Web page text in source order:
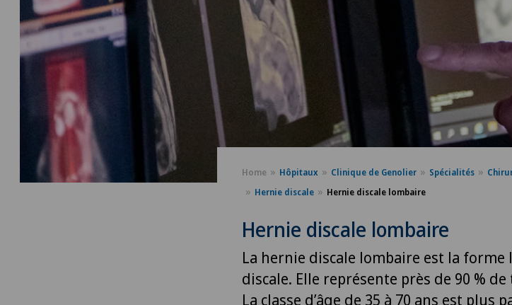
Home Hôpitaux Clinique de Genolier Spécialités
Hernie discale
Hernie discale lombaire
Hernie discale lombaire
La hernie discale lombaire est la
discale. Elle représente près de 90 %
La classe d’âge de 35 à 70 ans est